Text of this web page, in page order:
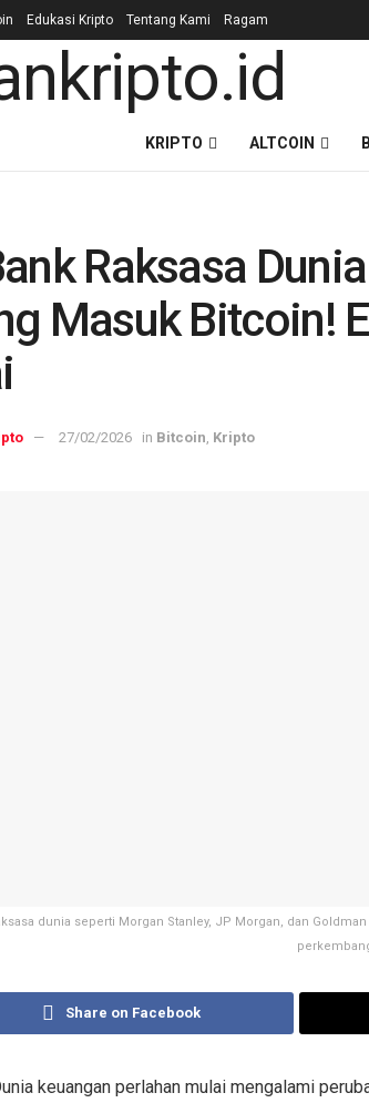
Edukasi Kripto Tentang Kami Ragam
KRIPTO ALTCOIN
Raksasa
Masuk Bitcoin!
27/02/2026 in Bitcoin Kripto
dunia seperti Morgan Stanley, JP Morgan, dan
Share on Facebook
keuangan perlahan mulai mengalami